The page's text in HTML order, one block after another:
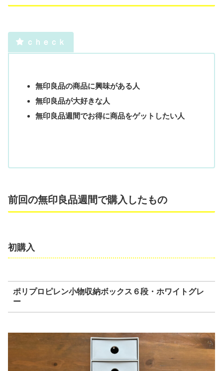
ｃｈｅｃｋ
無印良品の商品に興味がある人
無印良品が大好きな人
無印良品週間でお得に商品をゲットしたい人
前回の無印良品週間で購入したもの
初購入
ポリプロピレン小物収納ボックス６段・ホワイトグレ
ー